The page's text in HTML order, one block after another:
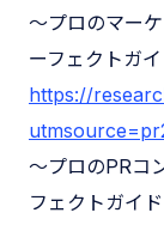
〜プロのマー
ーフェクトガイ
https://
〜プロのPRコ
フェクトガイド